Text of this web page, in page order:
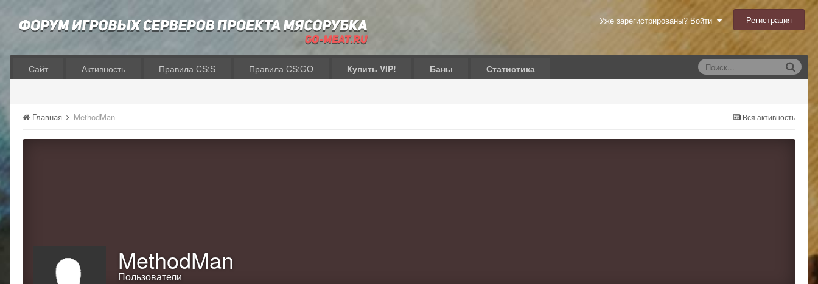
Уже зарегистрированы? Войти Регистрация
Сайт Активность Правила CS:S Правила CS:GO Купить VIP! Баны Статистика
Вся активность
Главная MethodMan
MethodMan
Пользователи